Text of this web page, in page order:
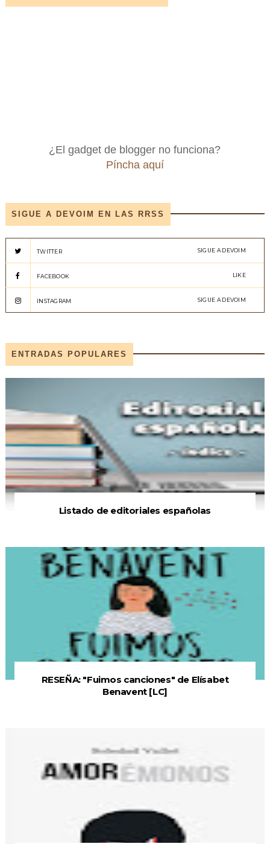
¿El gadget de blogger no funciona?
Píncha aquí
SIGUE A DEVOIM EN LAS RRSS
TWITTER SIGUE A DEVOIM
FACEBOOK LIKE
INSTAGRAM SIGUE A DEVOIM
ENTRADAS POPULARES
Listado de editoriales españolas
RESEÑA: "Fuimos canciones" de Elísabet
Benavent [LC]